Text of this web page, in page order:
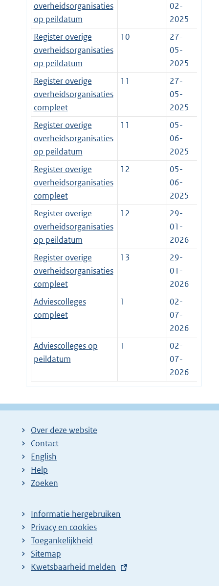
overheidsorganisaties
op peildatum
02-
2025
Register overige
overheidsorganisaties
op peildatum
10
27-
05-
2025
Register overige
overheidsorganisaties
compleet
11
27-
05-
2025
Register overige
overheidsorganisaties
op peildatum
11
05-
06-
2025
Register overige
overheidsorganisaties
compleet
12
05-
06-
2025
Register overige
overheidsorganisaties
op peildatum
12
29-
01-
2026
Register overige
overheidsorganisaties
compleet
13
29-
01-
2026
Adviescolleges
compleet
1
02-
07-
2026
Adviescolleges op
peildatum
1
02-
07-
2026
Over deze website
Contact
English
Help
Zoeken
Informatie hergebruiken
Privacy en cookies
Toegankelijkheid
Sitemap
E
Kwetsbaarheid melden